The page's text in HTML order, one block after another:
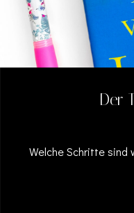
Der
Welche Schritte sind